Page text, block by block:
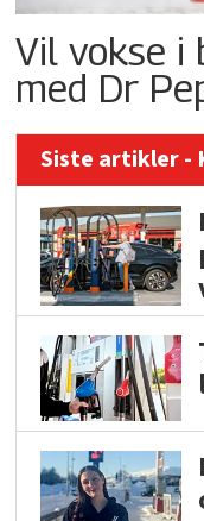
Vil vokse i
med Dr
Siste artikler -